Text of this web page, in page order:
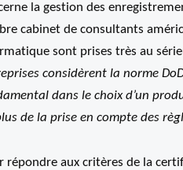
la gestion des
cabinet de consultants
sont prises très au
considèrent la norme
dans le choix d’un
de la prise en compte des
répondre aux critères de la